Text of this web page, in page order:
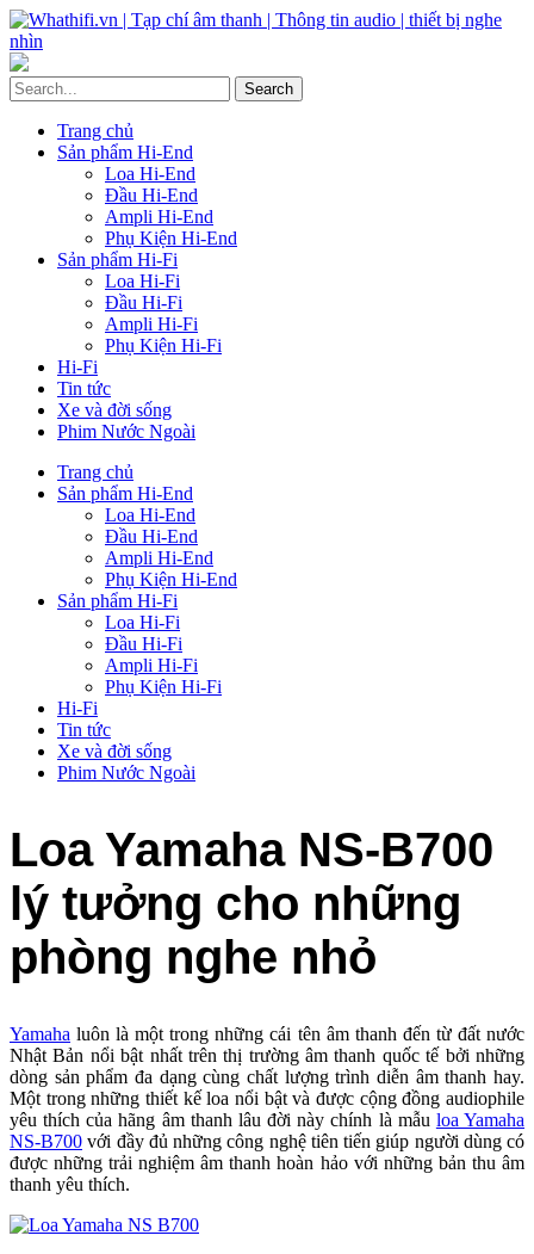
Trang chủ
Sản phẩm Hi-End
Loa Hi-End
Đầu Hi-End
Ampli Hi-End
Phụ Kiện Hi-End
Sản phẩm Hi-Fi
Loa Hi-Fi
Đầu Hi-Fi
Ampli Hi-Fi
Phụ Kiện Hi-Fi
Hi-Fi
Tin tức
Xe và đời sống
Phim Nước Ngoài
Trang chủ
Sản phẩm Hi-End
Loa Hi-End
Đầu Hi-End
Ampli Hi-End
Phụ Kiện Hi-End
Sản phẩm Hi-Fi
Loa Hi-Fi
Đầu Hi-Fi
Ampli Hi-Fi
Phụ Kiện Hi-Fi
Hi-Fi
Tin tức
Xe và đời sống
Phim Nước Ngoài
Loa Yamaha NS-B700
lý tưởng cho những
phòng nghe nhỏ
Yamaha luôn là một trong những cái tên âm thanh đến từ đất nước
Nhật Bản nổi bật nhất trên thị trường âm thanh quốc tế bởi những
dòng sản phẩm đa dạng cùng chất lượng trình diễn âm thanh hay.
Một trong những thiết kế loa nổi bật và được cộng đồng audiophile
yêu thích của hãng âm thanh lâu đời này chính là mẫu loa Yamaha
NS-B700 với đầy đủ những công nghệ tiên tiến giúp người dùng có
được những trải nghiệm âm thanh hoàn hảo với những bản thu âm
thanh yêu thích.